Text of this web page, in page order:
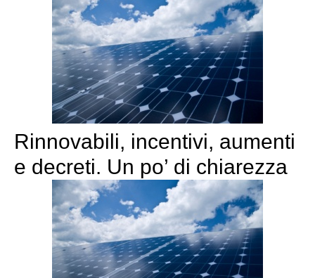
Rinnovabili, incentivi, aumenti
e decreti. Un po’ di chiarezza